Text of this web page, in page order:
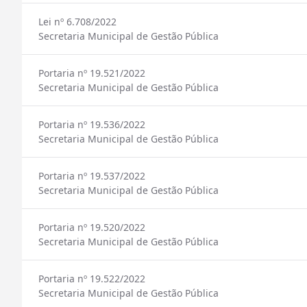
Lei nº 6.708/2022
Secretaria Municipal de Gestão Pública
Portaria nº 19.521/2022
Secretaria Municipal de Gestão Pública
Portaria nº 19.536/2022
Secretaria Municipal de Gestão Pública
Portaria nº 19.537/2022
Secretaria Municipal de Gestão Pública
Portaria nº 19.520/2022
Secretaria Municipal de Gestão Pública
Portaria nº 19.522/2022
Secretaria Municipal de Gestão Pública